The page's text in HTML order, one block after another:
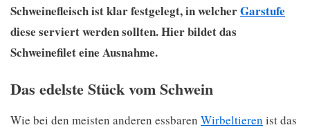
Schweinefleisch ist klar festgelegt, in welcherGarstufe
diese serviert werden sollten. Hier bildet das
Schweinefilet eine Ausnahme.
Das edelste Stück vom Schwein
Wie bei den meisten anderen essbaren Wirbeltieren ist das